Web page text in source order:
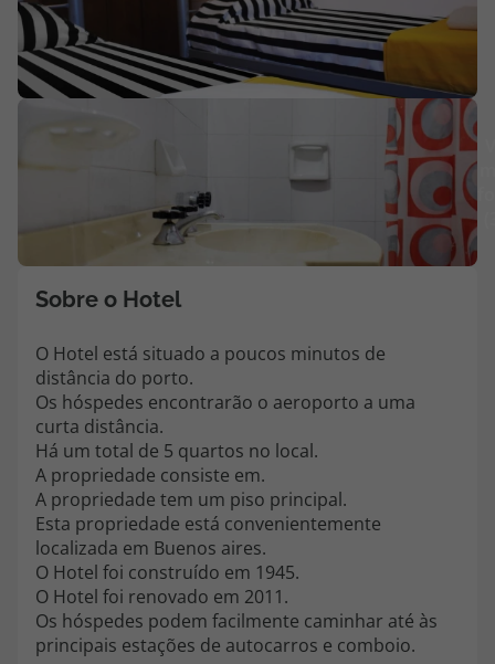
Área de Cliente
Agências
Apoio ao cliente em Portugal
218 925 471
218 925 471
Custo de uma chamada para a rede fixa nacional.
A sua agência de viagens Top Atlântico tem a preocupação de estar
sempre mais perto de si, para maior comodidade e total facilidade
na marcação das suas viagens, tem ainda ao seu dispor o nosso call
center a funcionar todos os dias úteis das 10:00 às 20:00 e Sábado
das 10:00 às 14:00.
topatlantico@topatlantico.com
Sobre o Hotel
O Hotel está situado a poucos minutos de
distância do porto.
Os hóspedes encontrarão o aeroporto a uma
curta distância.
Há um total de 5 quartos no local.
A propriedade consiste em.
A propriedade tem um piso principal.
Esta propriedade está convenientemente
localizada em Buenos aires.
O Hotel foi construído em 1945.
O Hotel foi renovado em 2011.
Os hóspedes podem facilmente caminhar até às
principais estações de autocarros e comboio.